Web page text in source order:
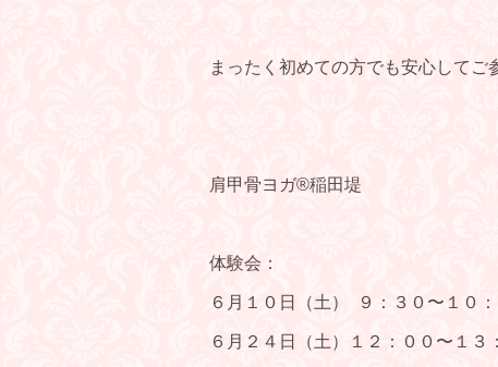
まったく初めての方でも安心してご
肩甲骨ヨガ®️稲田堤
体験会：
６月１０日（土） ９：３０〜１０：
６月２４日（土）１２：００〜１３